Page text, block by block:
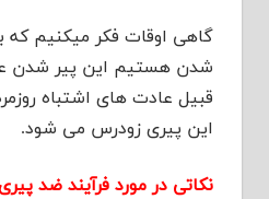
گاهی اوقات فکر میکنیم که
شدن هستیم این پیر شدن
قبیل عادت های اشتباه
این پیری زودرس می شود.
نکاتی در مورد فرآیند ضد